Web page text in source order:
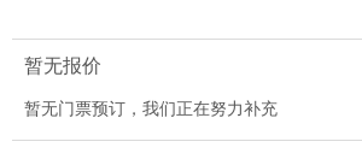
暂无报价
暂无门票预订，我们正在努力补充